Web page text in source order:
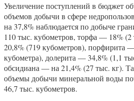
Увеличение поступлений в бюджет
объемов добычи в сфере
на 37,8% наблюдается по добыче
110 тыс. кубометров, торфа — 18%
20,8% (719 кубометров), порфирита
кубометра), долерита — 34,8% (1,1
обсидиана — на 21,4% (27 тыс. кг).
объемы добычи минеральной воды
46,7 тыс. кубометров.